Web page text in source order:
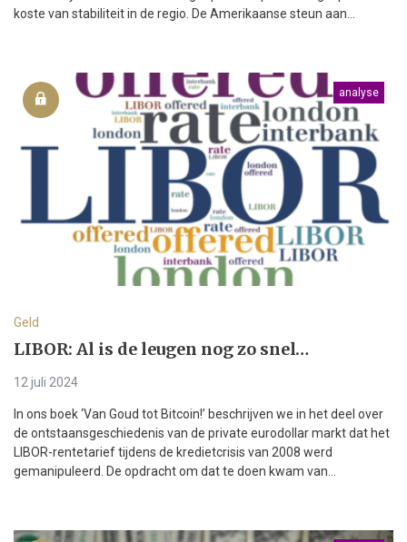
koste van stabiliteit in de regio. De Amerikaanse steun aan...
analyse
Geld
LIBOR: Al is de leugen nog zo snel…
12 juli 2024
In ons boek ‘Van Goud tot Bitcoin!’ beschrijven we in het deel over
de ontstaansgeschiedenis van de private eurodollar markt dat het
LIBOR-rentetarief tijdens de kredietcrisis van 2008 werd
gemanipuleerd. De opdracht om dat te doen kwam van...